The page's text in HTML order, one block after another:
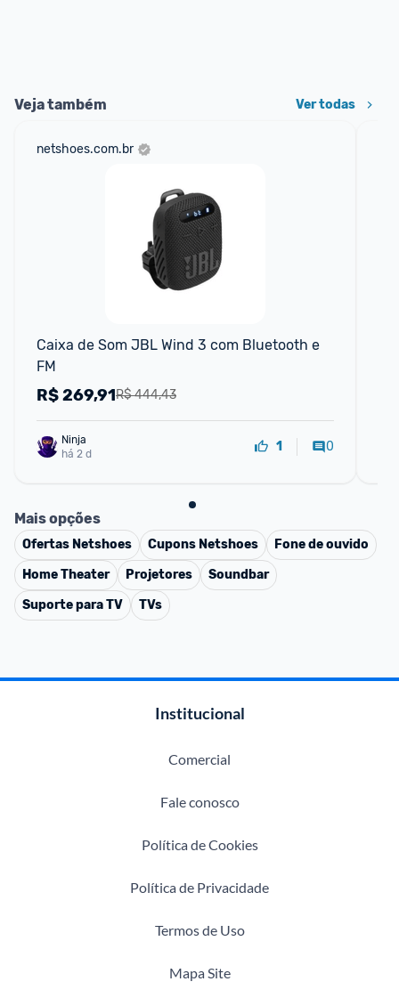
Veja também Ver todas
netshoes.com.br
Caixa de Som JBL Wind 3 com Bluetooth e
FM
R$ 444,43
R$269,91
há 2 d
1 0
Mais opções
Ofertas Netshoes Cupons Netshoes
Fone de ouvido
Home Theater
Projetores
Soundbar
Suporte para TV
TVs
Institucional
Comercial
Fale conosco
Política de Cookies
Política de Privacidade
Termos de Uso
Mapa Site